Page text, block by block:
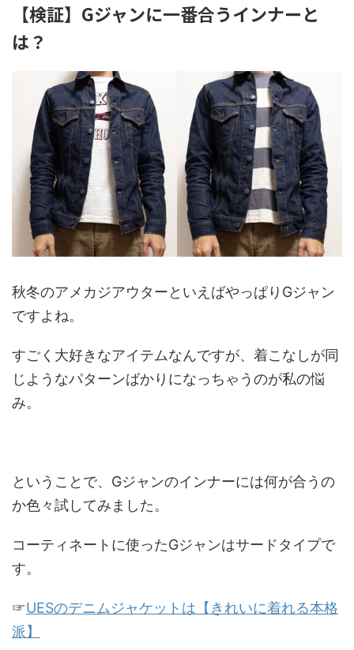
【検証】Gジャンに一番合うインナーと
は？
秋冬のアメカジアウターといえばやっぱりGジャン
ですよね。
すごく大好きなアイテムなんですが、着こなしが同
じようなパターンばかりになっちゃうのが私の悩
み。
ということで、Gジャンのインナーには何が合うの
か色々試してみました。
コーティネートに使ったGジャンはサードタイプで
す。
☞UESのデニムジャケットは【きれいに着れる本格
派】